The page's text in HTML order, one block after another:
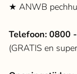
★ ANWB
Telefoon: 0800
(GRATIS en